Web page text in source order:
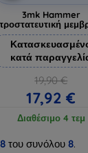
3mk Hammer
κατά
19,90 €
17,92 €
Διαθέσιμο 4 τεμ
8 του συνόλου 8.